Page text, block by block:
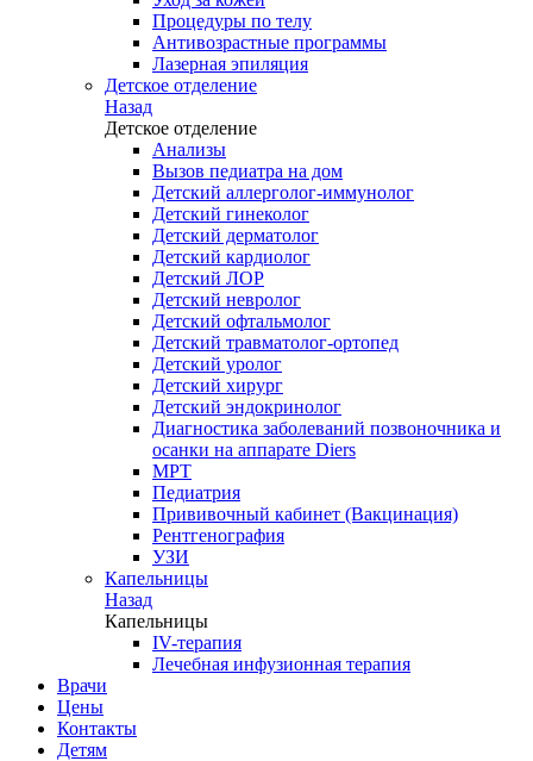
Процедуры по телу
Антивозрастные программы
Лазерная эпиляция
Детское отделение
Назад
Детское отделение
Анализы
Вызов педиатра на дом
Детский аллерголог-иммунолог
Детский гинеколог
Детский дерматолог
Детский кардиолог
Детский ЛОР
Детский невролог
Детский офтальмолог
Детский травматолог-ортопед
Детский уролог
Детский хирург
Детский эндокринолог
Диагностика заболеваний позвоночника и
осанки на аппарате Diers
МРТ
Педиатрия
Прививочный кабинет (Вакцинация)
Рентгенография
УЗИ
Капельницы
Назад
Капельницы
IV-терапия
Лечебная инфузионная терапия
Врачи
Цены
Контакты
Детям